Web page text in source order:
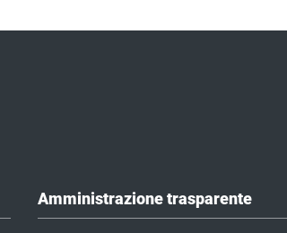
Amministrazione trasparente